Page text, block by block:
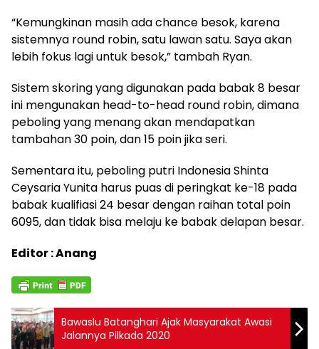
“Kemungkinan masih ada chance besok, karena
sistemnya round robin, satu lawan satu. Saya akan
lebih fokus lagi untuk besok,” tambah Ryan.
Sistem skoring yang digunakan pada babak 8 besar
ini mengunakan head-to-head round robin, dimana
peboling yang menang akan mendapatkan
tambahan 30 poin, dan 15 poin jika seri.
Sementara itu, peboling putri Indonesia Shinta
Ceysaria Yunita harus puas di peringkat ke-18 pada
babak kualifiasi 24 besar dengan raihan total poin
6095, dan tidak bisa melaju ke babak delapan besar.
Editor : Anang
Bawaslu Batanghari Ajak Masyarakat Awasi
Jalannya Pilkada 2020